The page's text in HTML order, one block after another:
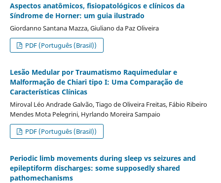
Aspectos anatômicos, fisiopatológicos e clínicos da
Síndrome de Horner: um guia ilustrado
Giordanno Santana Mazza, Giuliano da Paz Oliveira
PDF (Português (Brasil))
Lesão Medular por Traumatismo Raquimedular e
Malformação de Chiari tipo I: Uma Comparação de
Características Clínicas
Miroval Léo Andrade Galvão, Tiago de Oliveira Freitas, Fábio Ribeiro
Mendes Mota Pelegrini, Hyrlando Moreira Sampaio
PDF (Português (Brasil))
Periodic limb movements during sleep vs seizures and
epileptiform discharges: some supposedly shared
pathomechanisms